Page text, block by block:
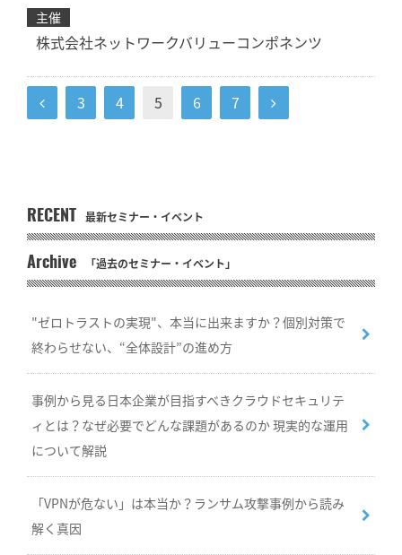
主催
株式会社ネットワークバリューコンポネンツ
3 4 5 6 7
RECENT 最新セミナー・イベント
Archive 「過去のセミナー・イベント」
"ゼロトラストの実現"、本当に出来ますか？個別対策で
終わらせない、“全体設計”の進め方
事例から見る日本企業が目指すべきクラウドセキュリテ
ィとは？なぜ必要でどんな課題があるのか 現実的な運用
について解説
「VPNが危ない」は本当か？ランサム攻撃事例から読み
解く真因